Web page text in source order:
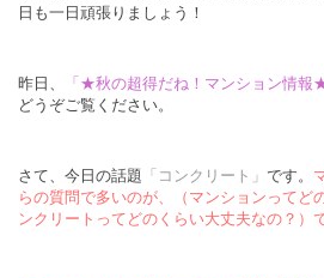
日も一日頑張りましょう！
昨日、 「★秋の超得だね！マンション情報★
どうぞご覧ください。
さて、今日の話題 「コンクリート」 です。
らの質問で多いのが、（マンションってど
ンクリートってどのくらい大丈夫なの？）で